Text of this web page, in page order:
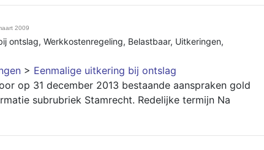
2009
ontslag, Werkkostenregeling, Belastbaar, Uitkeringen,
> Eenmalige uitkering bij ontslag
op 31 december 2013 bestaande aanspraken gold
subrubriek Stamrecht. Redelijke termijn Na